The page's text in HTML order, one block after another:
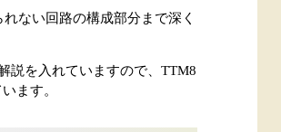
ない回路の構成部分まで深く
説を入れていますので、TTM8
ます。